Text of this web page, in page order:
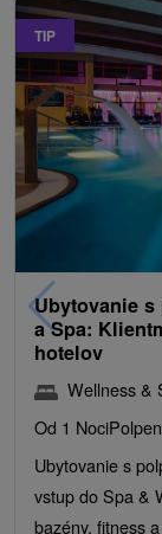
TIP
Ubytovanie
a Spa:
hotelov
Wellness &
Od 1 Noci
Ubytovanie s
vstup do Spa &
bazény, fitness